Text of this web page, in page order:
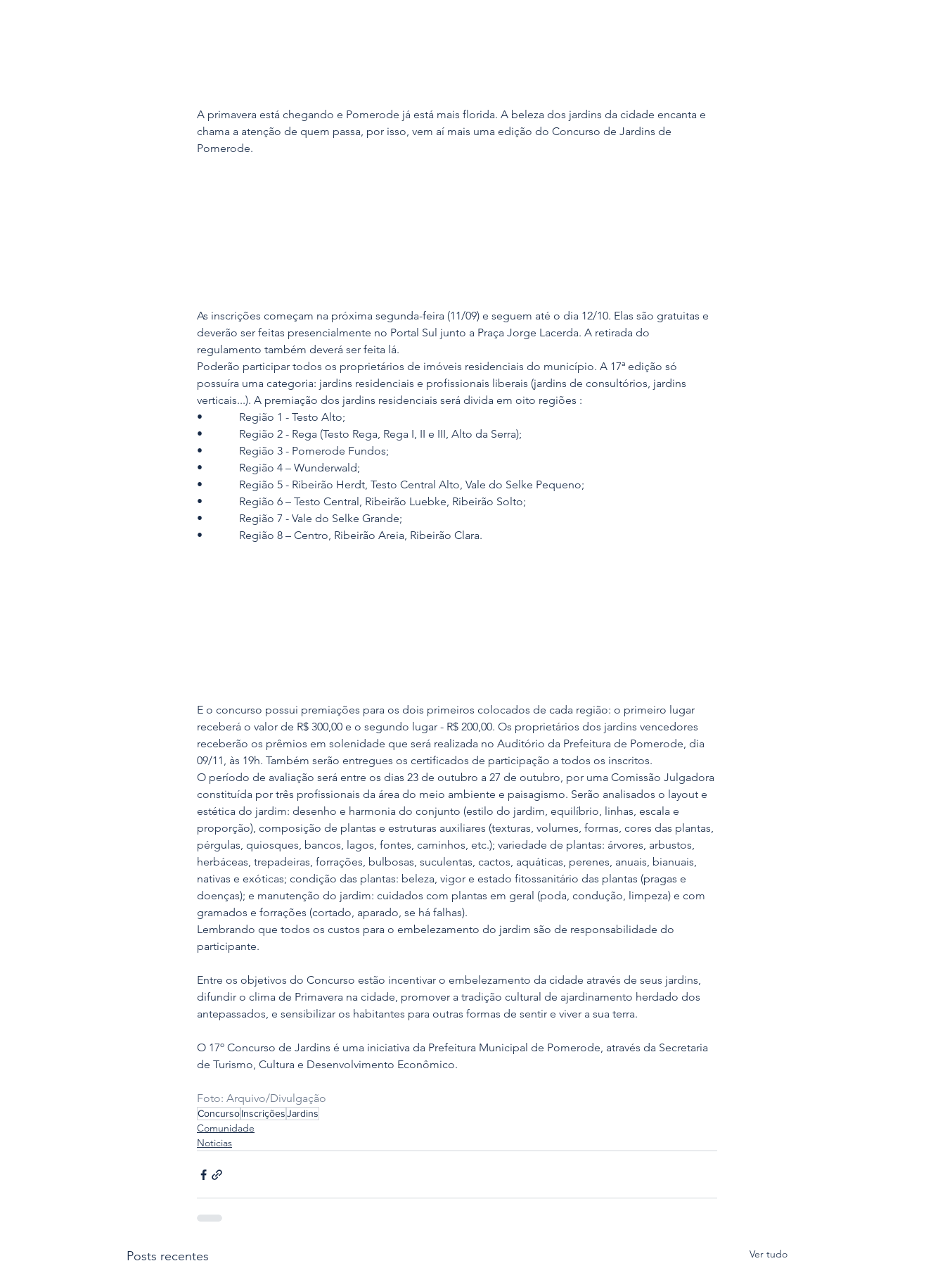
A primavera está chegando e Pomerode já está mais florida. A beleza dos jardins da cidade encanta e
chama a atenção de quem passa, por isso, vem aí mais uma edição do Concurso de Jardins de
Pomerode.
As inscrições começam na próxima segunda-feira (11/09) e seguem até o dia 12/10. Elas são gratuitas e
deverão ser feitas presencialmente no Portal Sul junto a Praça Jorge Lacerda. A retirada do
regulamento também deverá ser feita lá.
Poderão participar todos os proprietários de imóveis residenciais do município. A 17ª edição só
possuíra uma categoria: jardins residenciais e profissionais liberais (jardins de consultórios, jardins
verticais...). A premiação dos jardins residenciais será divida em oito regiões :
•             Região 1 - Testo Alto;
•             Região 2 - Rega (Testo Rega, Rega I, II e III, Alto da Serra);
•             Região 3 - Pomerode Fundos;
•             Região 4 – Wunderwald;
•             Região 5 - Ribeirão Herdt, Testo Central Alto, Vale do Selke Pequeno;
•             Região 6 – Testo Central, Ribeirão Luebke, Ribeirão Solto;
•             Região 7 - Vale do Selke Grande;
•             Região 8 – Centro, Ribeirão Areia, Ribeirão Clara.
E o concurso possui premiações para os dois primeiros colocados de cada região: o primeiro lugar
receberá o valor de R$ 300,00 e o segundo lugar - R$ 200,00. Os proprietários dos jardins vencedores
receberão os prêmios em solenidade que será realizada no Auditório da Prefeitura de Pomerode, dia
09/11, às 19h. Também serão entregues os certificados de participação a todos os inscritos.
O período de avaliação será entre os dias 23 de outubro a 27 de outubro, por uma Comissão Julgadora
constituída por três profissionais da área do meio ambiente e paisagismo. Serão analisados o layout e
estética do jardim: desenho e harmonia do conjunto (estilo do jardim, equilíbrio, linhas, escala e
proporção), composição de plantas e estruturas auxiliares (texturas, volumes, formas, cores das plantas,
pérgulas, quiosques, bancos, lagos, fontes, caminhos, etc.); variedade de plantas: árvores, arbustos,
herbáceas, trepadeiras, forrações, bulbosas, suculentas, cactos, aquáticas, perenes, anuais, bianuais,
nativas e exóticas; condição das plantas: beleza, vigor e estado fitossanitário das plantas (pragas e
doenças); e manutenção do jardim: cuidados com plantas em geral (poda, condução, limpeza) e com
gramados e forrações (cortado, aparado, se há falhas).
Lembrando que todos os custos para o embelezamento do jardim são de responsabilidade do
participante.
Entre os objetivos do Concurso estão incentivar o embelezamento da cidade através de seus jardins,
difundir o clima de Primavera na cidade, promover a tradição cultural de ajardinamento herdado dos
antepassados, e sensibilizar os habitantes para outras formas de sentir e viver a sua terra.
O 17º Concurso de Jardins é uma iniciativa da Prefeitura Municipal de Pomerode, através da Secretaria
de Turismo, Cultura e Desenvolvimento Econômico.
Foto: Arquivo/Divulgação
ConcursoInscriçõesJardins
Comunidade
Noticias
Posts recentes Ver tudo